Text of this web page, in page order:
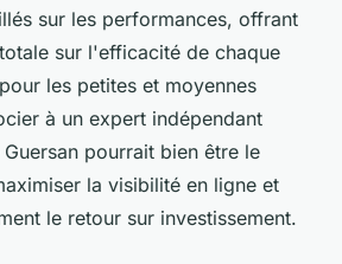
sur les performances, offrant
sur l'efficacité de chaque
les petites et moyennes
à un expert indépendant
pourrait bien être le
la visibilité en ligne et
le retour sur investissement.